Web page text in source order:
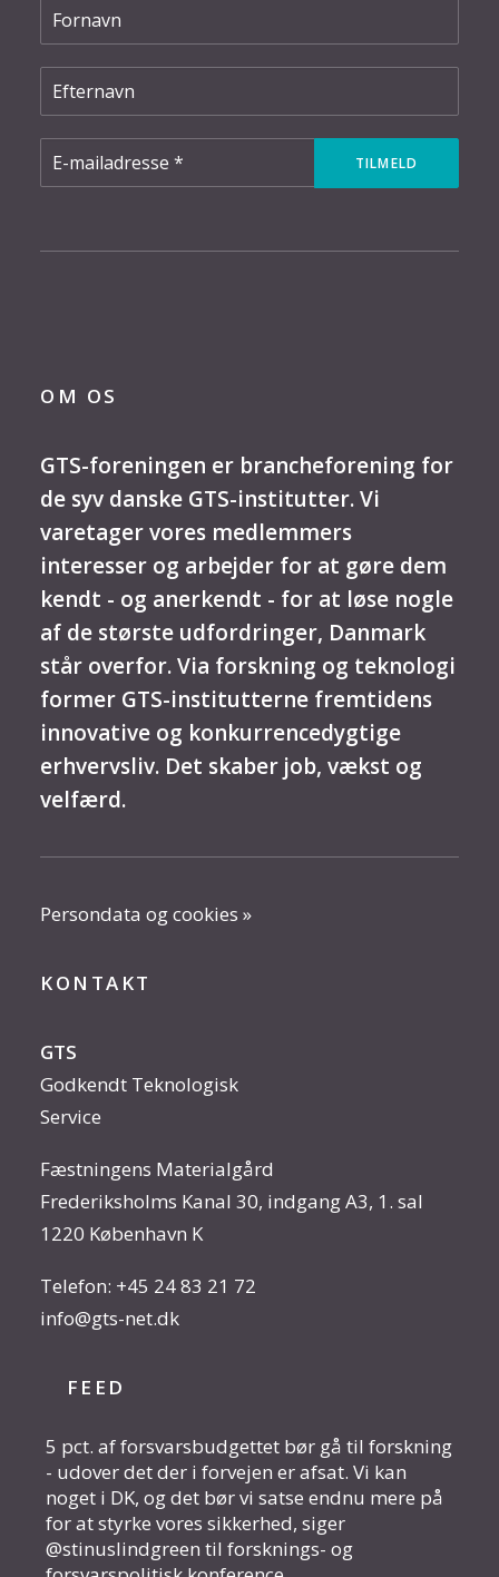
OM OS
GTS-foreningen er brancheforening for
de syv danske GTS-institutter. Vi
varetager vores medlemmers
interesser og arbejder for at gøre dem
kendt - og anerkendt - for at løse nogle
af de største udfordringer, Danmark
står overfor. Via forskning og teknologi
former GTS-institutterne fremtidens
innovative og konkurrencedygtige
erhvervsliv. Det skaber job, vækst og
velfærd.
Persondata og cookies »
KONTAKT
GTS
Godkendt Teknologisk
Service
Fæstningens Materialgård
Frederiksholms Kanal 30, indgang A3, 1. sal
1220 København K
Telefon: +45 24 83 21 72
info@gts-net.dk
FEED
5 pct. af forsvarsbudgettet bør gå til forskning
- udover det der i forvejen er afsat. Vi kan
noget i DK, og det bør vi satse endnu mere på
for at styrke vores sikkerhed, siger
@stinuslindgreen til forsknings- og